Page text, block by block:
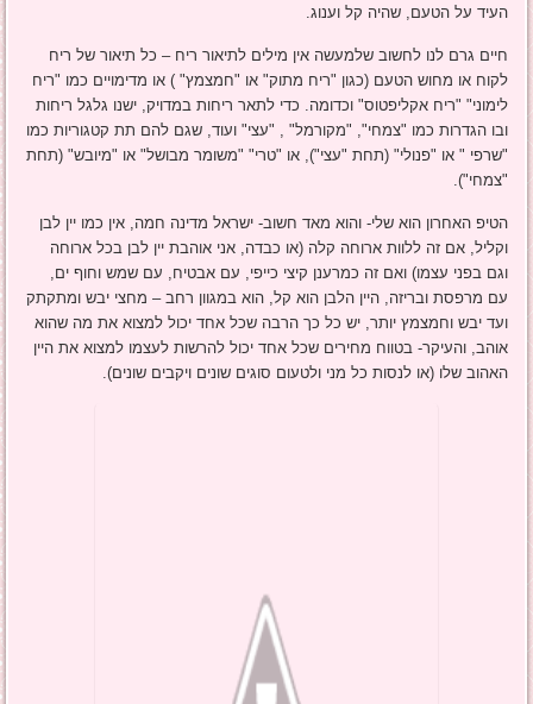
העיד על הטעם, שהיה קל וענוג.
חיים גרם לנו לחשוב שלמעשה אין מילים לתיאור ריח – כל תיאור של ריח
לקוח או מחוש הטעם (כגון "ריח מתוק" או "חמצמץ" ) או מדימויים כמו "ריח
לימוני" "ריח אקליפטוס" וכדומה. כדי לתאר ריחות במדויק, ישנו גלגל ריחות
ובו הגדרות כמו "צמחי", "מקורמל" , "עצי" ועוד, שגם להם תת קטגוריות כמו
"שרפי " או "פנולי" (תחת "עצי"), או "טרי" "משומר מבושל" או "מיובש" (תחת
"צמחי").
הטיפ האחרון הוא שלי- והוא מאד חשוב- ישראל מדינה חמה, אין כמו יין לבן
וקליל, אם זה ללוות ארוחה קלה (או כבדה, אני אוהבת יין לבן בכל ארוחה
וגם בפני עצמו) ואם זה כמרענן קיצי כייפי, עם אבטיח, עם שמש וחוף ים,
עם מרפסת ובריזה, היין הלבן הוא קל, הוא במגוון רחב – מחצי יבש ומתקתק
ועד יבש וחמצמץ יותר, יש כל כך הרבה שכל אחד יכול למצוא את מה שהוא
אוהב, והעיקר- בטווח מחירים שכל אחד יכול להרשות לעצמו למצוא את היין
האהוב שלו (או לנסות כל מני ולטעום סוגים שונים ויקבים שונים).